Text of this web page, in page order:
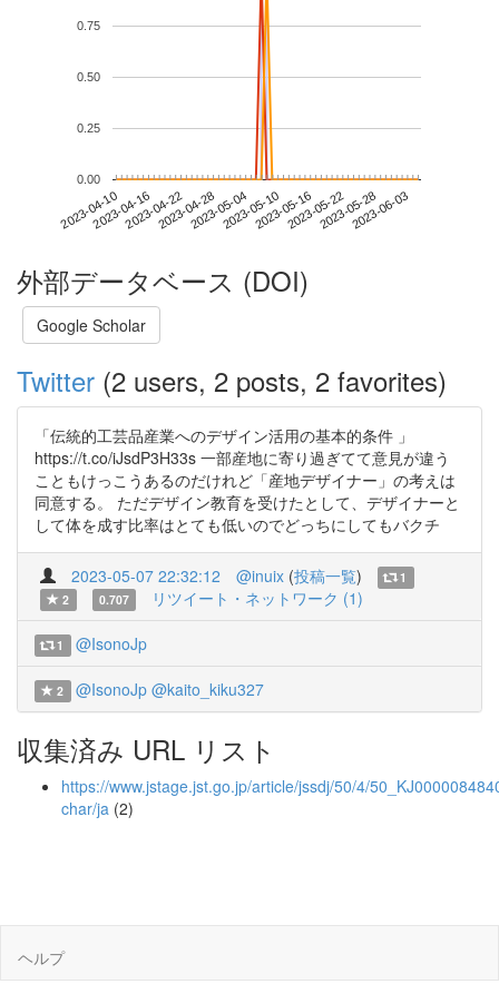
2023-04-102023-04-162023-04-222023-04-282023-05-042023-05-102023-05-162023-05-222023-05-282023-06-03
0.00
0.25
0.50
0.75
外部データベース (DOI)
Google Scholar
Twitter (2 users, 2 posts, 2 favorites)
「伝統的工芸品産業へのデザイン活用の基本的条件 」
https://t.co/iJsdP3H33s 一部産地に寄り過ぎてて意見が違う
こともけっこうあるのだけれど「産地デザイナー」の考えは
同意する。 ただデザイン教育を受けたとして、デザイナーと
して体を成す比率はとても低いのでどっちにしてもバクチ
2023-05-07 22:32:12 @inuix (投稿一覧)
1
2
0.707 リツイート・ネットワーク (1)
1 @IsonoJp
2 @IsonoJp @kaito_kiku327
収集済み URL リスト
https://www.jstage.jst.go.jp/article/jssdj/50/4/
char/ja (2)
ヘルプ